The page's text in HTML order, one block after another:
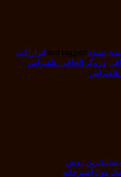
نشده
ابزارآلات
دروگر الحاقی علفتراش
علفتراش
ساده‌ترین روش
مواد آشپزخانه